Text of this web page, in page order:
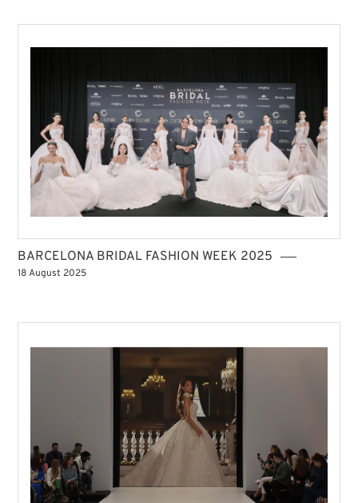
BARCELONA BRIDAL FASHION WEEK 2025
18 August 2025